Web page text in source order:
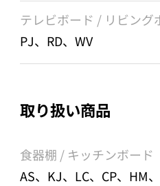
テレビボード / リビング
PJ、RD、WV
取り扱い商品
食器棚 / キッチンボード
AS、KJ、LC、CP、HM